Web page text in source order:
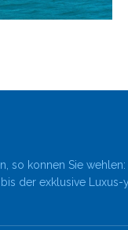
so konnen Sie
der exklusive